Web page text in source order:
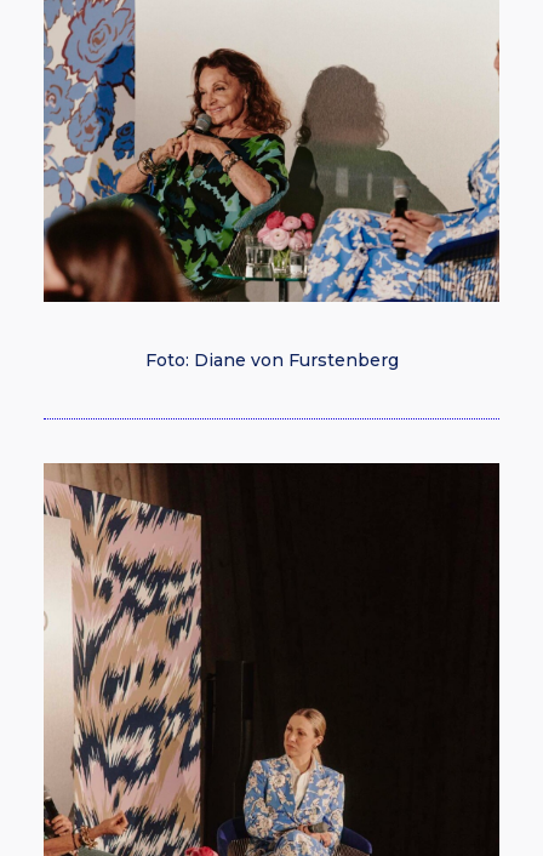
Foto: Diane von Furstenberg